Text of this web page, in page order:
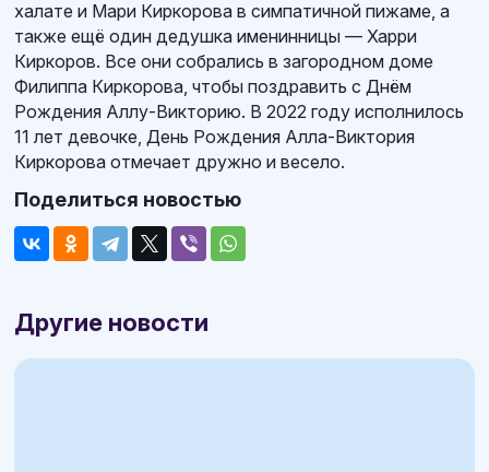
халате и Мари Киркорова в симпатичной пижаме, а
также ещё один дедушка именинницы — Харри
Киркоров. Все они собрались в загородном доме
Филиппа Киркорова, чтобы поздравить с Днём
Рождения Аллу-Викторию. В 2022 году исполнилось
11 лет девочке, День Рождения Алла-Виктория
Киркорова отмечает дружно и весело.
Поделиться новостью
Другие новости